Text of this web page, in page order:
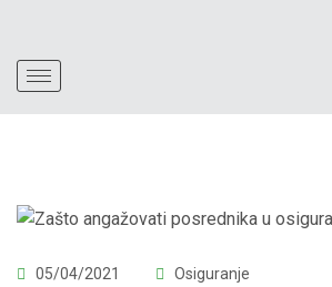
05/04/2021 Osiguranje